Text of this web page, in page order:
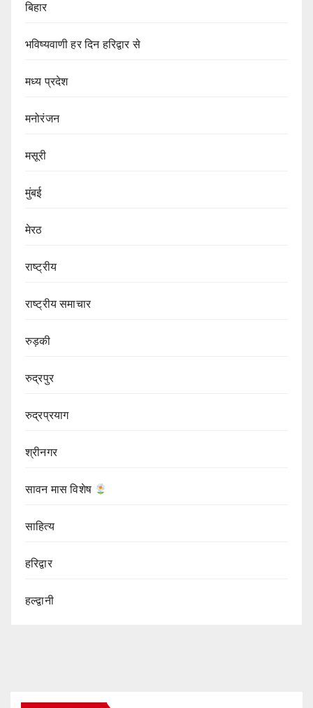
बिहार
भविष्यवाणी हर दिन हरिद्वार से
मध्य प्रदेश
मनोरंजन
मसूरी
मुंबई
मेरठ
राष्ट्रीय
राष्ट्रीय समाचार
रुड़की
रुद्रपुर
रुद्रप्रयाग
श्रीनगर
सावन मास विशेष
साहित्य
हरिद्वार
हल्द्वानी